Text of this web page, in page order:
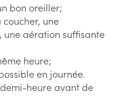
bon oreiller;
une
une aération suffisante
heure;
en journée.
heure avant de